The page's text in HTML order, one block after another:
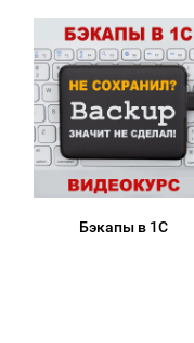
Бэкапы в 1С